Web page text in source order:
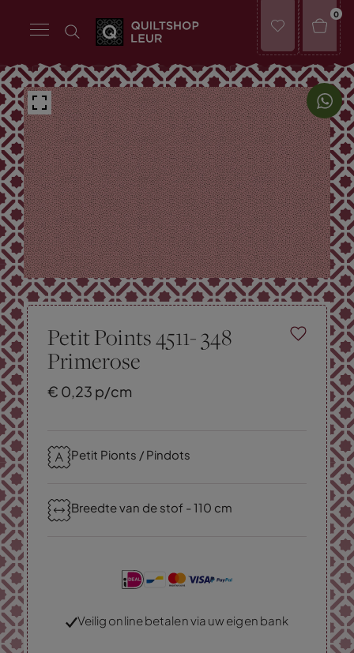
0
Petit Points 4511- 348
Primerose
€ 0,23 p/cm
Petit Pionts / Pindots
Breedte van de stof - 110 cm
Veilig online betalen via uw eigen bank